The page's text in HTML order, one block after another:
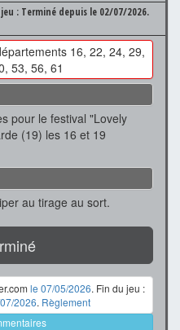
: Terminé depuis le 02/07/2026.
16, 22, 24, 29,
53, 56, 61
pour le festival "Lovely
(19) les 16 et 19
au tirage au sort.
le 07/05/2026. Fin du jeu :
2026. Règlement